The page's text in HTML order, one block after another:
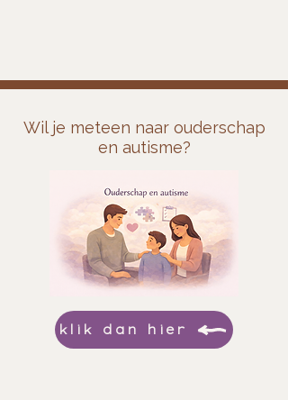
Wil je meteen naar ouderschap
en autisme?
klik dan hier